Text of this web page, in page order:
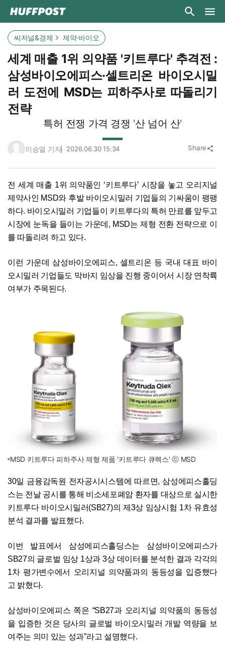
씨저널&경제 제약·바이오
세계 매출 1위 의약품 '키트루다' 추격전 :
삼성바이오에피스·셀트리온 바이오시밀
러 도전에 MSD는 피하주사로 따돌리기
전략
특허 전쟁 가격 경쟁 '산 넘어 산'
이승열 기자 2026.06.30 15:34 Share share
전 세계 매출 1위 의약품인 ‘키트루다’ 시장을 놓고 오리지널
제약사인 MSD와 후발 바이오시밀러 기업들의 기싸움이 팽팽
하다. 바이오시밀러 기업들이 키트루다의 특허 만료를 앞두고
시장에 눈독을 들이는 가운데, MSD는 제형 전환 전략으로 이
를 따돌리려 하고 있다.
이런 가운데 삼성바이오에피스, 셀트리온 등 국내 대표 바이
오시밀러 기업들도 막바지 임상을 진행 중이어서 시장 연착륙
여부가 주목된다.
MSD 키트루다 피하주사 제형 제품 '키트루다 큐렉스' ⓒ MSD
30일 금융감독원 전자공시시스템에 따르면, 삼성에피스홀딩
스는 전날 공시를 통해 비소세포폐암 환자를 대상으로 실시한
키트루다 바이오시밀러(SB27)의 제3상 임상시험 1차 유효성
분석 결과를 발표했다.
이번 발표에서 삼성에피스홀딩스는 삼성바이오에피스가
SB27의 글로벌 임상 1상과 3상 데이터를 분석한 결과 각각의
1차 평가변수에서 오리지널 의약품과의 동등성을 입증했다
고 밝혔다.
삼성바이오에피스 쪽은 “SB27과 오리지널 의약품의 동등성
을 입증한 것은 당사의 글로벌 바이오시밀러 개발 역량을 보
여주는 의미 있는 성과”라고 설명했다.